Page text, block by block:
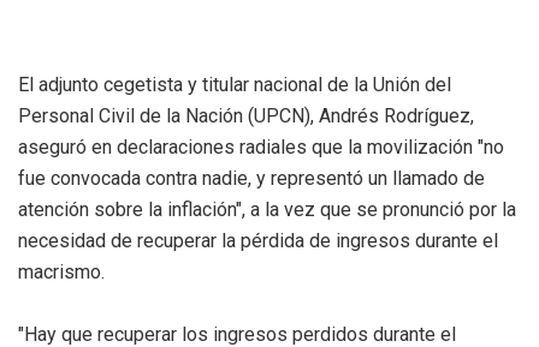
El adjunto cegetista y titular nacional de la Unión del
Personal Civil de la Nación (UPCN), Andrés Rodríguez,
aseguró en declaraciones radiales que la movilización "no
fue convocada contra nadie, y representó un llamado de
atención sobre la inflación", a la vez que se pronunció por la
necesidad de recuperar la pérdida de ingresos durante el
macrismo.
"Hay que recuperar los ingresos perdidos durante el